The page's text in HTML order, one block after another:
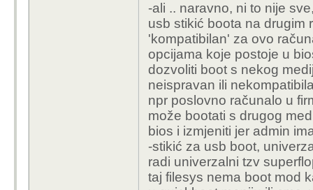
-ali .. naravno, ni to nije
usb stikić boota na drugim
'kompatibilan' za ovo
opcijama koje postoje u
dozvoliti boot s nekog
neispravan ili
npr poslovno računalo u
može bootati s drugog
bios i izmjeniti jer admin
-stikić za usb boot,
radi univerzalni tzv
taj filesys nema boot mod